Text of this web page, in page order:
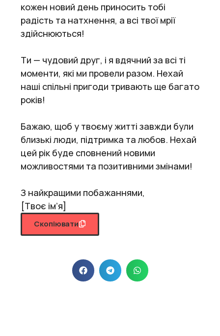
кожен новий день приносить тобі
радість та натхнення, а всі твої мрії
здійснюються!
Ти — чудовий друг, і я вдячний за всі ті
моменти, які ми провели разом. Нехай
наші спільні пригоди тривають ще багато
років!
Бажаю, щоб у твоєму житті завжди були
близькі люди, підтримка та любов. Нехай
цей рік буде сповнений новими
можливостями та позитивними змінами!
З найкращими побажаннями,
[Твоє ім’я]
Скопіювати